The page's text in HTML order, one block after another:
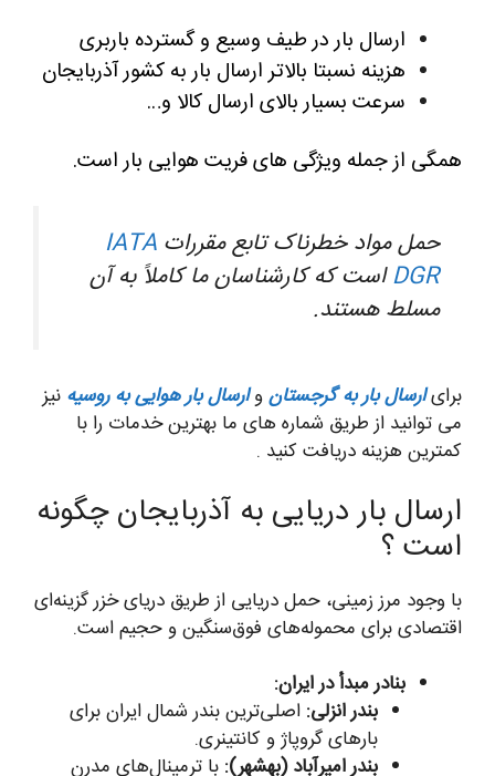
ارسال بار در طیف وسیع و گسترده باربری
هزینه نسبتا بالاتر ارسال بار به کشور آذربایجان
سرعت بسیار بالای ارسال کالا و…
همگی از جمله ویژگی های فریت هوایی بار است.
حمل مواد خطرناک تابع مقرراتIATA
DGRاست که کارشناسان ما کاملاً به آن
مسلط هستند.
برایارسال بار به گرجستانوارسال بار هوایی به روسیهنیز
می توانید از طریق شماره های ما بهترین خدمات را با
کمترین هزینه دریافت کنید .
ارسال بار دریایی به آذربایجان چگونه
است ؟
با وجود مرز زمینی، حمل دریایی از طریق دریای خزر گزینه‌ای
اقتصادی برای محموله‌های فوق‌سنگین و حجیم است.
بنادر مبدأ در ایران:
بندر انزلی:اصلی‌ترین بندر شمال ایران برای
بارهای گروپاژ و کانتینری.
بندر امیرآباد (بهشهر):با ترمینال‌های مدرن